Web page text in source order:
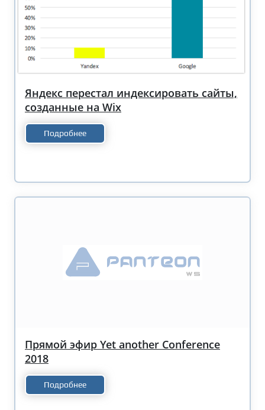
Яндекс перестал индексировать сайты,
созданные на Wix
Подробнее
Прямой эфир Yet another Conference
2018
Подробнее